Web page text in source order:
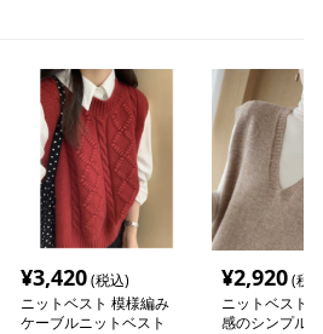
¥3,420(税込)
ニットベスト 模様編み
ケーブルニットベスト
¥2,920(税
ニットベスト
感のシンプル